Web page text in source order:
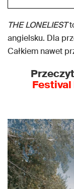
THE LONELIEST
angielsku. Dla
Całkiem nawet
Festival